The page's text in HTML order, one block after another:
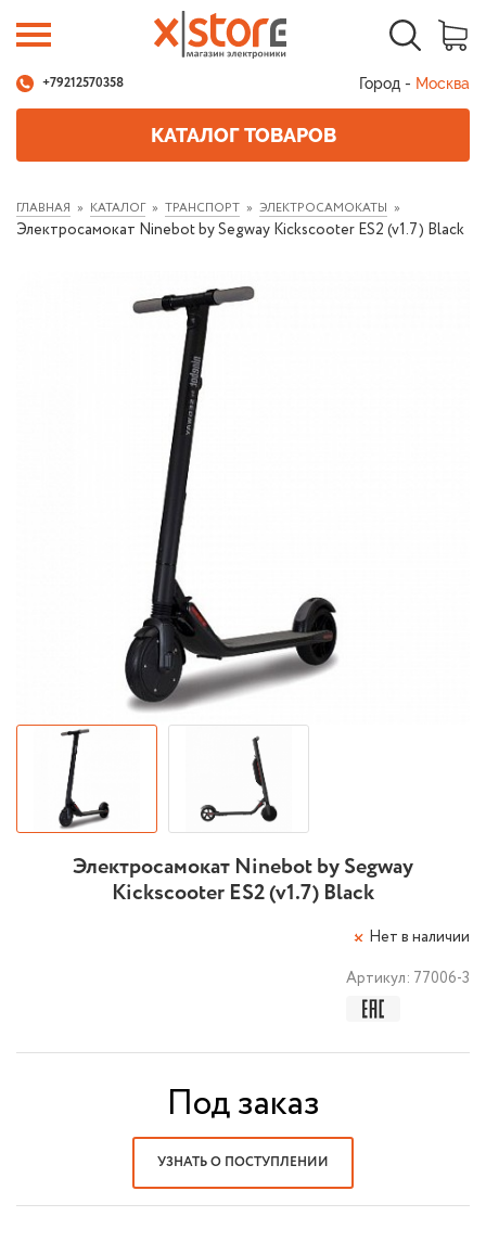
+79212570358 Город - Москва
КАТАЛОГ ТОВАРОВ
ГЛАВНАЯ КАТАЛОГ ТРАНСПОРТ ЭЛЕКТРОСАМОКАТЫ
Электросамокат Ninebot by Segway Kickscooter ES2 (v1.7) Black
Электросамокат Ninebot by Segway
Kickscooter ES2 (v1.7) Black
Нет в наличии
Артикул: 77006-3
Под заказ
УЗНАТЬ О ПОСТУПЛЕНИИ